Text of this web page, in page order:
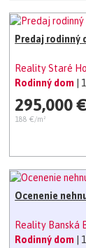
Predaj rodinný
Reality Staré
Rodinný dom
|
295,000 €
188 €/m²
Ocenenie
Reality Banská
Rodinný dom
|